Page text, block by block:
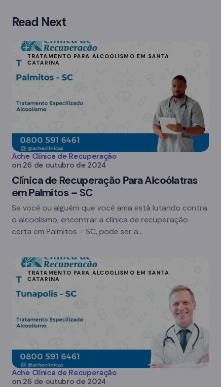
Read Next
TRATAMENTO PARA ALCOOLISMO EM SANTA
CATARINA
Ache Clínica de Recuperação
on 26 de outubro de 2024
Clínica de Recuperação Para Alcoólatras
em Palmitos – SC
Se você ou alguém que você ama está lutando contra
o alcoolismo, encontrar a clínica de recuperação
certa em Palmitos – SC, pode ser a…
TRATAMENTO PARA ALCOOLISMO EM SANTA
CATARINA
Ache Clínica de Recuperação
on 26 de outubro de 2024